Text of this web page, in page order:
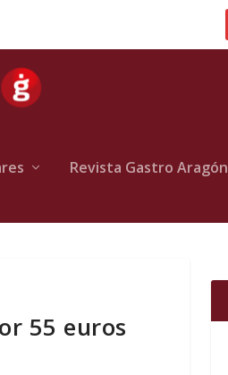
Revista Gastro Aragón
55 euros